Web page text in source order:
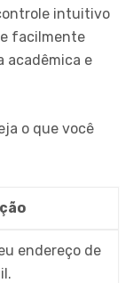
intuitivo
facilmente
acadêmica e
o que você
endereço de